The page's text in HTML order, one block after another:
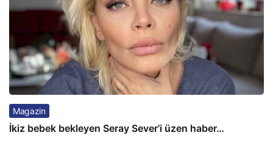
Magazin
İkiz bebek bekleyen Seray Sever’i üzen haber…